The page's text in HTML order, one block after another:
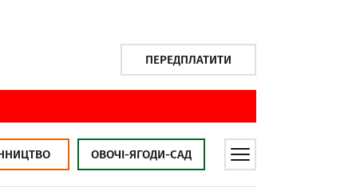
ПЕРЕДПЛАТИТИ
ОВОЧІ-ЯГОДИ-САД